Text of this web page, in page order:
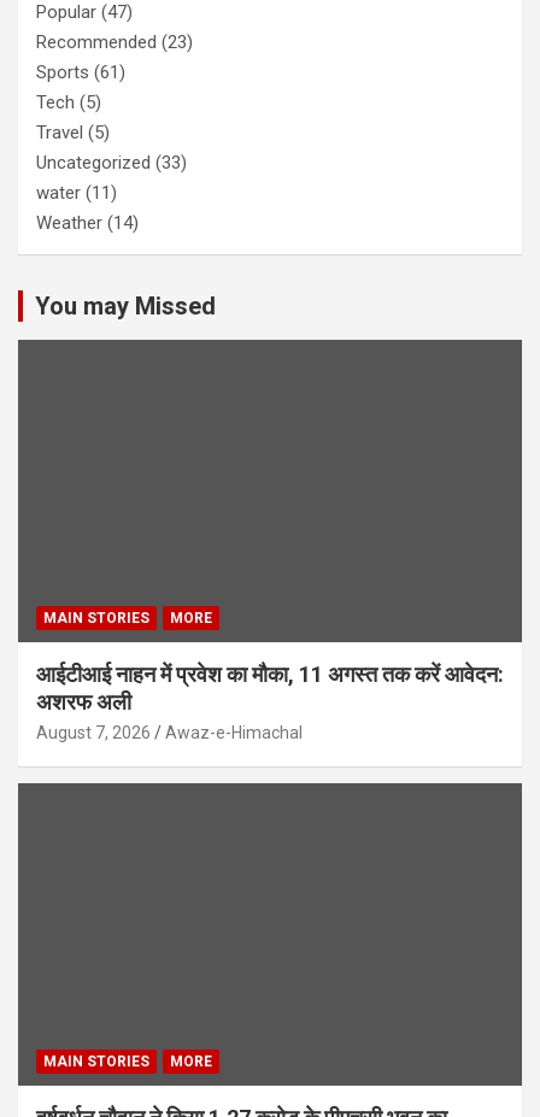
Popular (47)
Recommended (23)
Sports (61)
Tech (5)
Travel (5)
Uncategorized (33)
water (11)
Weather (14)
You may Missed
MAIN STORIES MORE
आईटीआई नाहन में प्रवेश का मौका, 11 अगस्त तक करें आवेदन:
अशरफ अली
August 7, 2026 Awaz-e-Himachal
MAIN STORIES MORE